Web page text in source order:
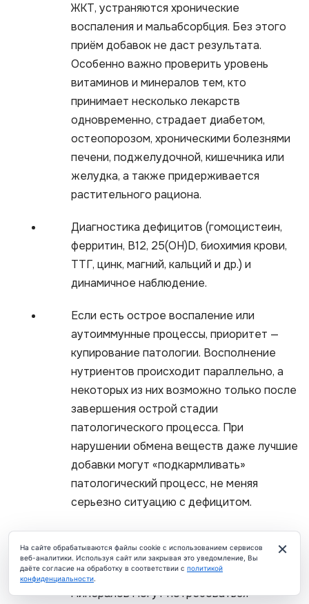
ЖКТ, устраняются хронические
воспаления и мальабсорбция. Без этого
приём добавок не даст результата.
Особенно важно проверить уровень
витаминов и минералов тем, кто
принимает несколько лекарств
одновременно, страдает диабетом,
остеопорозом, хроническими болезнями
печени, поджелудочной, кишечника или
желудка, а также придерживается
растительного рациона.
Диагностика дефицитов (гомоцистеин,
ферритин, В12, 25(ОН)D, биохимия крови,
ТТГ, цинк, магний, кальций и др.) и
динамичное наблюдение.
Если есть острое воспаление или
аутоиммунные процессы, приоритет —
купирование патологии. Восполнение
нутриентов происходит параллельно, а
некоторых из них возможно только после
завершения острой стадии
патологического процесса. При
нарушении обмена веществ даже лучшие
добавки могут «подкармливать»
патологический процесс, не меняя
серьезно ситуацию с дефицитом.
Профилактические дозы
водорастворимых витаминов и
минералов могут потребоваться
×
На сайте обрабатываются файлы cookie с использованием сервисов
веб-аналитики. Используя сайт или закрывая это уведомление, Вы
даёте согласие на обработку в соответствии с политикой
конфиденциальности.